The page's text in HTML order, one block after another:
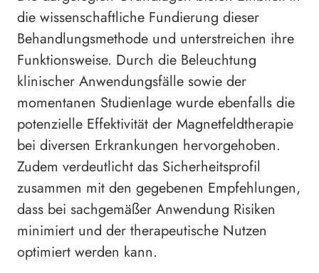
die wissenschaftliche Fundierung dieser
Behandlungsmethode und unterstreichen ihre
Funktionsweise. Durch die Beleuchtung
klinischer Anwendungsfälle sowie der
momentanen Studienlage wurde ebenfalls die
potenzielle Effektivität der Magnetfeldtherapie
bei diversen Erkrankungen hervorgehoben.
Zudem verdeutlicht das Sicherheitsprofil
zusammen mit den gegebenen Empfehlungen,
dass bei sachgemäßer Anwendung Risiken
minimiert und der therapeutische Nutzen
optimiert werden kann.